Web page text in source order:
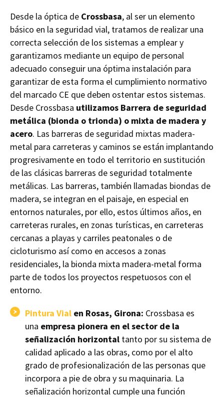
Desde la óptica de Crossbasa, al ser un elemento
básico en la seguridad vial, tratamos de realizar una
correcta selección de los sistemas a emplear y
garantizamos mediante un equipo de personal
adecuado conseguir una óptima instalación para
garantizar de esta forma el cumplimiento normativo
del marcado CE que deben ostentar estos sistemas.
Desde Crossbasa utilizamos Barrera de seguridad
metálica (bionda o trionda) o mixta de madera y
acero. Las barreras de seguridad mixtas madera-
metal para carreteras y caminos se están implantando
progresivamente en todo el territorio en sustitución
de las clásicas barreras de seguridad totalmente
metálicas. Las barreras, también llamadas biondas de
madera, se integran en el paisaje, en especial en
entornos naturales, por ello, estos últimos años, en
carreteras rurales, en zonas turísticas, en carreteras
cercanas a playas y carriles peatonales o de
cicloturismo así como en accesos a zonas
residenciales, la bionda mixta madera-metal forma
parte de todos los proyectos respetuosos con el
entorno.
Pintura Vial en Rosas, Girona: Crossbasa es
una empresa pionera en el sector de la
señalización horizontal tanto por su sistema de
calidad aplicado a las obras, como por el alto
grado de profesionalización de las personas que
incorpora a pie de obra y su maquinaria. La
señalización horizontal cumple una función